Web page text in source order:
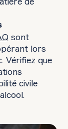
sont
lors
Vérifiez que
civile